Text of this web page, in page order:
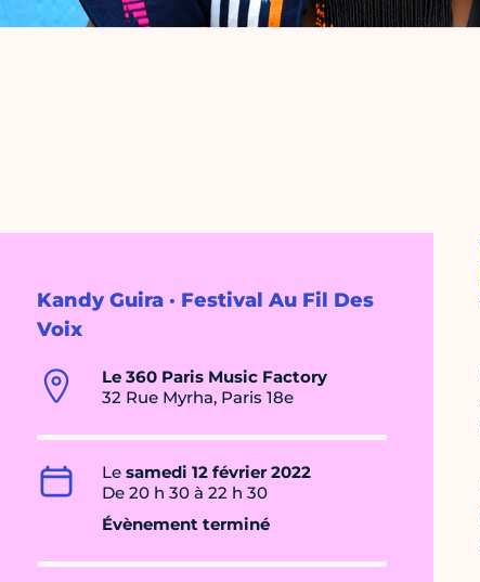
Kandy Guira · Festival Au Fil Des
Voix
Le 360 Paris Music Factory
32 Rue Myrha, Paris 18e
Le samedi 12 février 2022
De 20 h 30 à 22 h 30
Évènement terminé